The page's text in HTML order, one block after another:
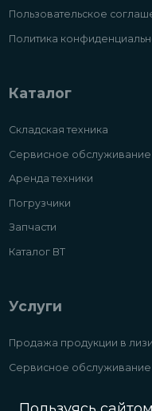
Пользовательское
Политика
Каталог
Складская техника
Сервисное обслуживание
Аренда техники
Погрузчики
Запчасти
Каталог ВТ
Услуги
Продажа продукции в
Сервисное обслуживание